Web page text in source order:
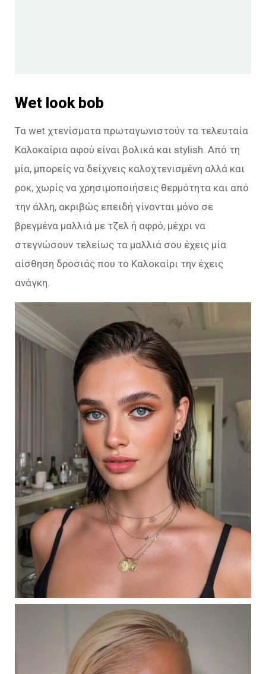
Wet look bob
Τα wet χτενίσματα πρωταγωνιστούν τα τελευταία
Καλοκαίρια αφού είναι βολικά και stylish. Από τη
μία, μπορείς να δείχνεις καλοχτενισμένη αλλά και
ροκ, χωρίς να χρησιμοποιήσεις θερμότητα και από
την άλλη, ακριβώς επειδή γίνονται μόνο σε
βρεγμένα μαλλιά με τζελ ή αφρό, μέχρι να
στεγνώσουν τελείως τα μαλλιά σου έχεις μία
αίσθηση δροσιάς που το Καλοκαίρι την έχεις
ανάγκη.